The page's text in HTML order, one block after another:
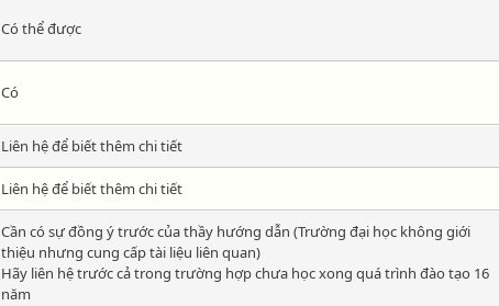
Có thể được
Có
Liên hệ để biết thêm chi tiết
Liên hệ để biết thêm chi tiết
Cần có sự đồng ý trước của thầy hướng dẫn (Trường đại học không giới
thiệu nhưng cung cấp tài liệu liên quan)
Hãy liên hệ trước cả trong trường hợp chưa học xong quá trình đào tạo 16
năm